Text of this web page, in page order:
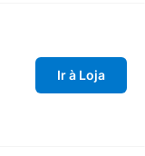
Ir à Loja